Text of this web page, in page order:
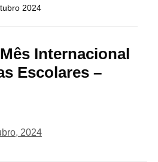
2024
Internacional
Escolares –
2024